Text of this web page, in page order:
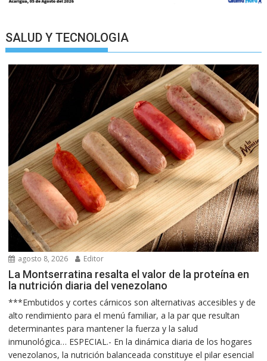
SALUD Y TECNOLOGIA
agosto 8, 2026 Editor
La Montserratina resalta el valor de la proteína en
la nutrición diaria del venezolano
***Embutidos y cortes cárnicos son alternativas accesibles y de
alto rendimiento para el menú familiar, a la par que resultan
determinantes para mantener la fuerza y la salud
inmunológica… ESPECIAL.- En la dinámica diaria de los hogares
venezolanos, la nutrición balanceada constituye el pilar esencial